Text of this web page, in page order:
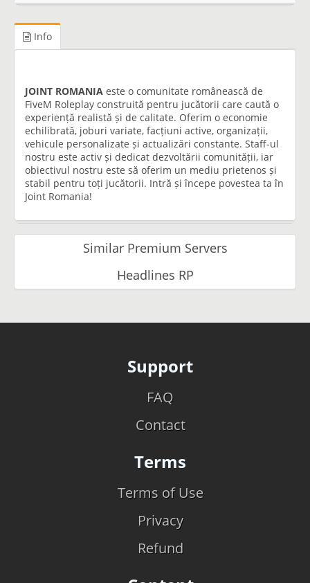
Info
JOINT ROMANIA este o comunitate românească de
FiveM Roleplay construită pentru jucătorii care caută o
experiență realistă și de calitate. Oferim o economie
echilibrată, joburi variate, facțiuni active, organizații,
vehicule personalizate și actualizări constante. Staff-ul
nostru este activ și dedicat dezvoltării comunității, iar
obiectivul nostru este să oferim un mediu prietenos și
stabil pentru toți jucătorii. Intră și începe povestea ta în
Joint Romania!
Similar Premium Servers
Headlines RP
Support
FAQ
Contact
Terms
Terms of Use
Privacy
Refund